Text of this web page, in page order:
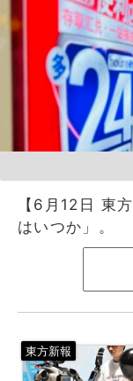
【6月12日 東
はいつか」。